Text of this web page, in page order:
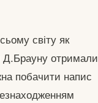
світу як
Д.Брауну отримали
побачити напис